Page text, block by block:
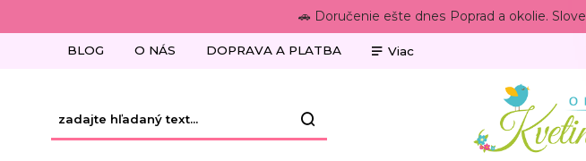
🚗 Doručenie ešte dnes Poprad a okolie.
BLOG O NÁS DOPRAVA A PLATBA Viac